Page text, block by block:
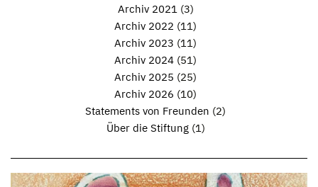
Archiv 2021(3)
Archiv 2022 (11)
Archiv 2023 (11)
Archiv 2024 (51)
Archiv 2025 (25)
Archiv 2026 (10)
Statements von Freunden (2)
Über die Stiftung(1)